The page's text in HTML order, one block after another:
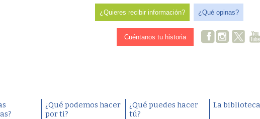
¿Quieres recibir información? ¿Qué opinas?
Cuéntanos tu historia
¿Qué podemos hacer
por ti?
¿Qué puedes hacer
tú?
La biblioteca